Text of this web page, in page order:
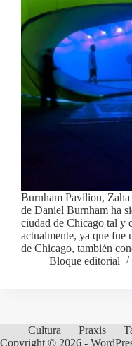
Burnham Pavilion,
de Daniel Burnham ha
ciudad de Chicago tal y
actualmente, ya que fue
de Chicago, también
Bloque editorial
Cultura Praxis
Copyright © 2026 -